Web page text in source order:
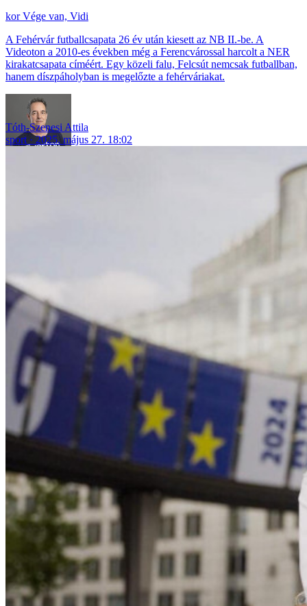
Vége van, Vidi
A Fehérvár futballcsapata 26 év után kiesett az NB II.-be. A
Videoton a 2010-es években még a Ferencvárossal harcolt a NER
kirakatcsapata címéért. Egy közeli falu, Felcsút nemcsak futballban,
hanem díszpáholyban is megelőzte a fehérváriakat.
Tóth-Szenesi Attila
sport
2025. május 27. 18:02